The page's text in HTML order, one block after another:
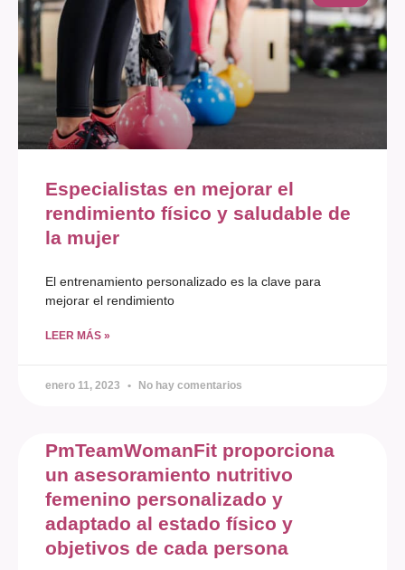
Especialistas en mejorar el
rendimiento físico y saludable de
la mujer
El entrenamiento personalizado es la clave para
mejorar el rendimiento
LEER MÁS »
enero 11, 2023 No hay comentarios
PmTeamWomanFit proporciona
un asesoramiento nutritivo
femenino personalizado y
adaptado al estado físico y
objetivos de cada persona